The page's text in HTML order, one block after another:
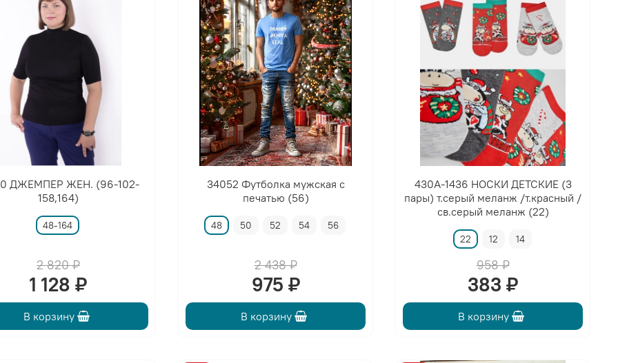
ДЖЕМПЕР ЖЕН. (96-102-
158,164)
48-164
2 820 ₽
1 128 ₽
В корзину
34052 Футболка мужская с
печатью (56)
48 50 52 54 56
2 438 ₽
975 ₽
В корзину
430A-1436 НОСКИ ДЕТСКИЕ (3
пары) т.серый меланж /т.красный /
св.серый меланж (22)
22 12 14
958 ₽
383 ₽
В корзину